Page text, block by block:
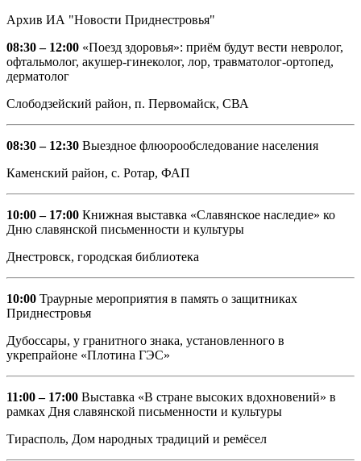
Архив ИА "Новости Приднестровья"
08:30 – 12:00 «Поезд здоровья»: приём будут вести невролог,
офтальмолог, акушер-гинеколог, лор, травматолог-ортопед,
дерматолог
Слободзейский район, п. Первомайск, СВА
08:30 – 12:30 Выездное флюорообследование населения
Каменский район, с. Ротар, ФАП
10:00 – 17:00 Книжная выставка «Славянское наследие» ко
Дню славянской письменности и культуры
Днестровск, городская библиотека
10:00 Траурные мероприятия в память о защитниках
Приднестровья
Дубоссары, у гранитного знака, установленного в
укрепрайоне «Плотина ГЭС»
11:00 – 17:00 Выставка «В стране высоких вдохновений» в
рамках Дня славянской письменности и культуры
Тирасполь, Дом народных традиций и ремёсел